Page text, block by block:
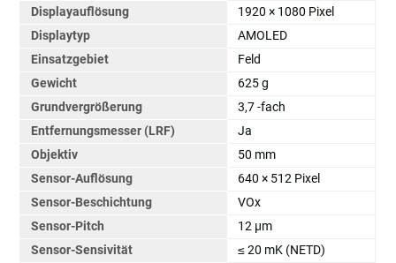
Displayauflösung
1920 × 1080 Pixel
Displaytyp
AMOLED
Einsatzgebiet
Feld
Gewicht
625 g
Grundvergrößerung
3,7 -fach
Entfernungsmesser (LRF)
Ja
Objektiv
50 mm
Sensor-Auflösung
640 × 512 Pixel
Sensor-Beschichtung
VOx
Sensor-Pitch
12 µm
Sensor-Sensivität
≤ 20 mK (NETD)